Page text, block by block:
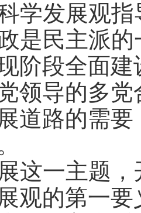
学发展观
是民主派
阶段全面
领导的多
道路的需
这一主题
观的第一